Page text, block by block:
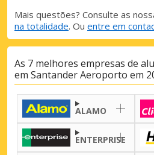
Mais questões? Consulte as
na totalidade. Ou entre em
As 7 melhores empresas de
em Santander Aeroporto em
ALAMO
ENTERPRISE